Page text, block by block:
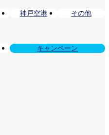
神戸空港 その他
キャンペーン